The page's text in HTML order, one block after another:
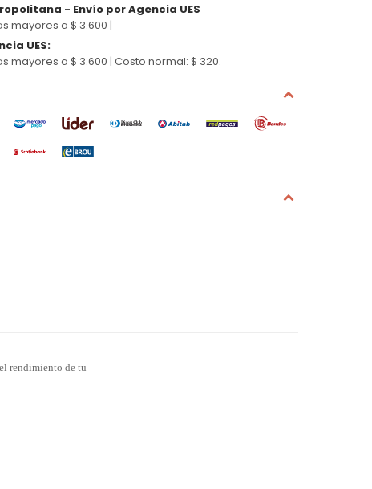
- Envío por Agencia UES
mayores a $ 3.600 |
UES:
mayores a $ 3.600 | Costo normal: $ 320.
rendimiento de tu